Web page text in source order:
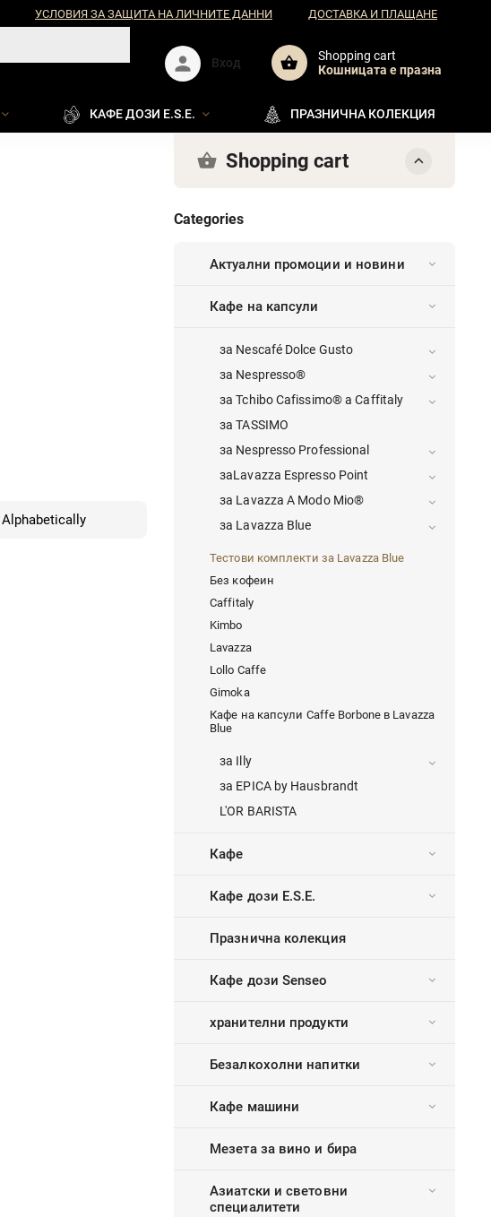
УСЛОВИЯ ЗА ЗАЩИТА НА ЛИЧНИТЕ ДАННИ ДОСТАВКА И ПЛАЩАНЕ
Shopping cart
Кошницата e празна
Вход
КАФЕ ДОЗИ E.S.E. ПРАЗНИЧНА КОЛЕКЦИЯ
Shopping cart
Categories
Актуални промоции и новини
Кафе на капсули
за Nescafé Dolce Gusto
за Nespresso®
за Tchibo Cafissimo® a Caffitaly
за TASSIMO
за Nespresso Professional
заLavazza Espresso Point
за Lavazza A Modo Mio®
за Lavazza Blue
Тестови комплекти за Lavazza Blue
Без кофеин
Caffitaly
Kimbo
Lavazza
Lollo Caffe
Gimoka
Кафе на капсули Caffe Borbone в Lavazza
Blue
за Illy
за EPICA by Hausbrandt
L'OR BARISTA
Кафе
Кафе дози E.S.E.
Празнична колекция
Кафе дози Senseo
хранителни продукти
Безалкохолни напитки
Кафе машини
Мезета за вино и бира
Азиатски и световни
специалитети
Alphabetically